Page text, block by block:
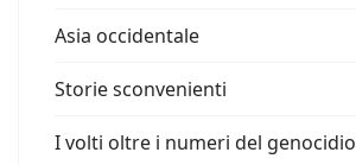
Asia occidentale
Storie sconvenienti
I volti oltre i numeri del genocidio